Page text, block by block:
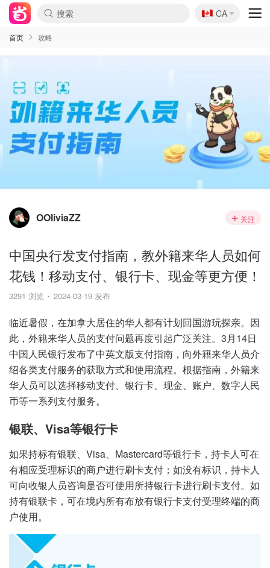
🇨🇦
CA
首页 攻略
OOliviaZZ 关注
中国央行发支付指南，教外籍来华人员如何
花钱！移动支付、银行卡、现金等更方便！
3291 浏览 2024-03-19 发布
临近暑假，在加拿大居住的华人都有计划回国游玩探亲。因
此，外籍来华人员的支付问题再度引起广泛关注。3月14日
中国人民银行发布了中英文版支付指南，向外籍来华人员介
绍各类支付服务的获取方式和使用流程。根据指南，外籍来
华人员可以选择移动支付、银行卡、现金、账户、数字人民
币等一系列支付服务。
银联、Visa等银行卡
如果持标有银联、Visa、Mastercard等银行卡，持卡人可在
有相应受理标识的商户进行刷卡支付；如没有标识，持卡人
可向收银人员咨询是否可使用所持银行卡进行刷卡支付。如
持有银联卡，可在境内所有布放有银行卡支付受理终端的商
户使用。